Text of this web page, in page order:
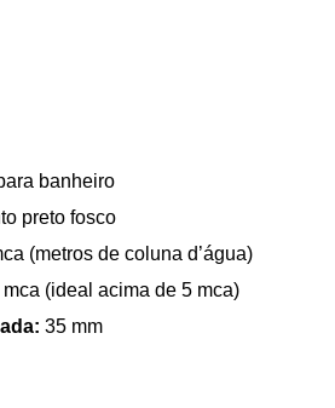
banheiro
preto fosco
(metros de coluna d’água)
mca (ideal acima de 5 mca)
35 mm